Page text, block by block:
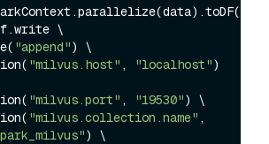
\
"append") \
"milvus.host" , "localhost")
"milvus.port" , "19530") \
"milvus.collection.name"
) \